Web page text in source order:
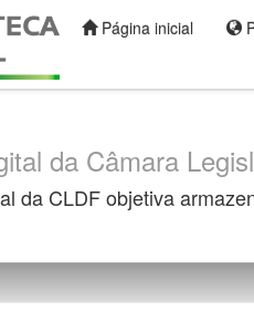
Página inicial
da Câmara
da CLDF objetiva